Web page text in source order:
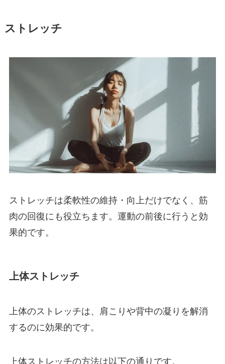
ストレッチ
ストレッチは柔軟性の維持・向上だけでなく、筋
肉の回復にも役立ちます。運動の前後に行うと効
果的です。
上体ストレッチ
上体のストレッチは、肩こりや背中の凝りを解消
するのに効果的です。
上体ストレッチの方法は以下の通りです。